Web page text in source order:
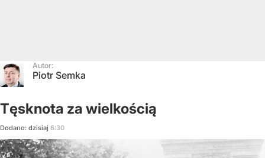
Autor:
Piotr Semka
Tęsknota za wielkością
Dodano: dzisiaj 6:30